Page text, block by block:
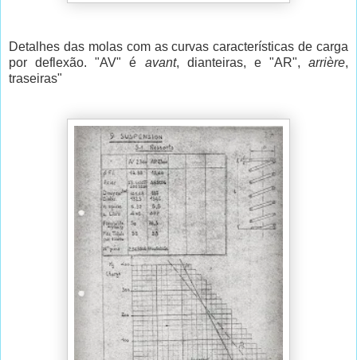
Detalhes das molas com as curvas características de carga
por deflexão. "AV" é avant, dianteiras, e "AR", arrière,
traseiras"